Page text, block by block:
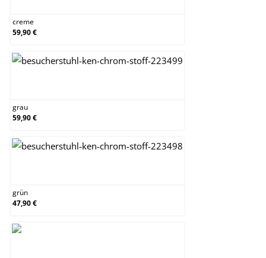
creme
59,90 €
grau
59,90 €
grün
47,90 €